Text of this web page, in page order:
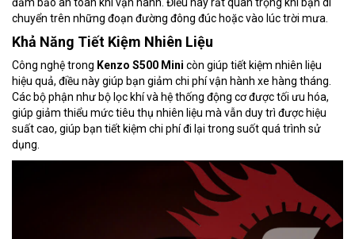
chuyển trên những đoạn đường đông đúc hoặc vào lúc trời mưa.
Khả Năng Tiết Kiệm Nhiên Liệu
Công nghệ trong Kenzo S500 Mini còn giúp tiết kiệm nhiên liệu
hiệu quả, điều này giúp bạn giảm chi phí vận hành xe hàng tháng.
Các bộ phận như bộ lọc khí và hệ thống động cơ được tối ưu hóa,
giúp giảm thiểu mức tiêu thụ nhiên liệu mà vẫn duy trì được hiệu
suất cao, giúp bạn tiết kiệm chi phí đi lại trong suốt quá trình sử
dụng.